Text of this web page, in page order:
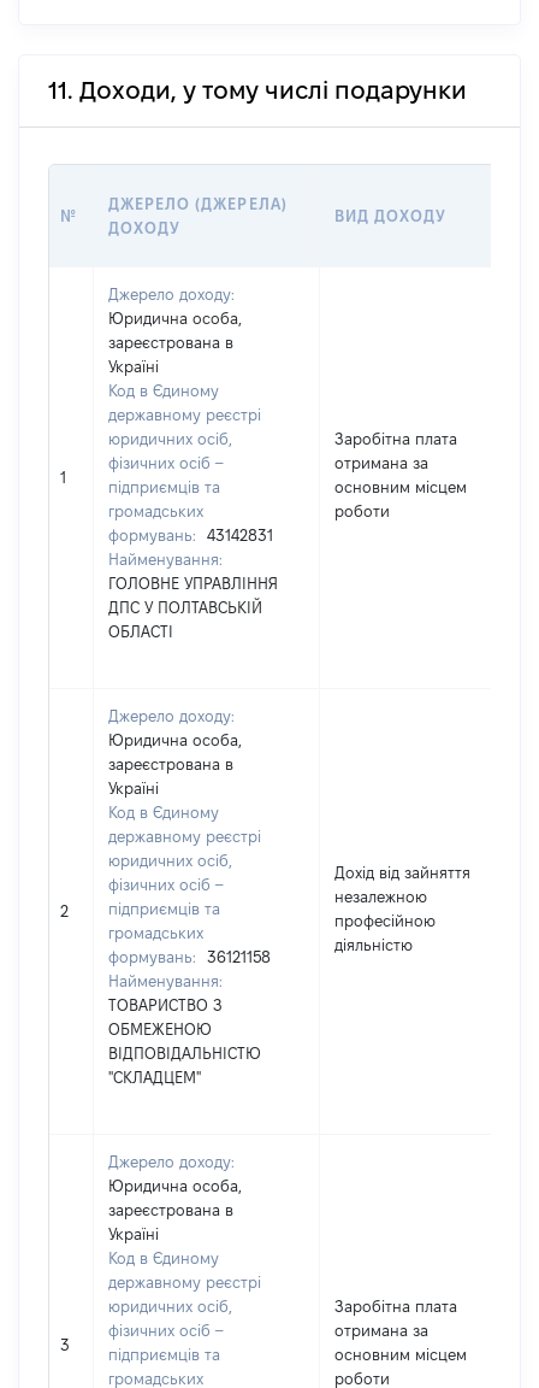
11. Доходи, у тому числі подарунки
№
ДЖЕРЕЛО (ДЖЕРЕЛА)
ДОХОДУ
ВИД ДОХОДУ
1
Джерело доходу:
Юридична особа,
зареєстрована в
Україні
Код в Єдиному
державному реєстрі
юридичних осіб,
фізичних осіб –
підприємців та
громадських
формувань:
43142831
Найменування:
ГОЛОВНЕ УПРАВЛІННЯ
ДПС У ПОЛТАВСЬКІЙ
ОБЛАСТІ
Заробітна плата
отримана за
основним місцем
роботи
2
Джерело доходу:
Юридична особа,
зареєстрована в
Україні
Код в Єдиному
державному реєстрі
юридичних осіб,
фізичних осіб –
підприємців та
громадських
формувань:
36121158
Найменування:
ТОВАРИСТВО З
ОБМЕЖЕНОЮ
ВІДПОВІДАЛЬНІСТЮ
"СКЛАДЦЕМ"
Дохід від зайняття
незалежною
професійною
діяльністю
3
Джерело доходу:
Юридична особа,
зареєстрована в
Україні
Код в Єдиному
державному реєстрі
юридичних осіб,
фізичних осіб –
підприємців та
громадських
Заробітна плата
отримана за
основним місцем
роботи